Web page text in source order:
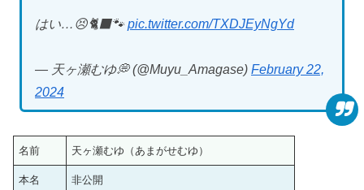
はい…😣🐈‍⬛🐾 pic.twitter.com/TXDJEyNgYd
— 天ヶ瀬むゆ💭 (@Muyu_Amagase) February 22,
2024
名前 天ヶ瀬むゆ（あまがせむゆ）
本名 非公開